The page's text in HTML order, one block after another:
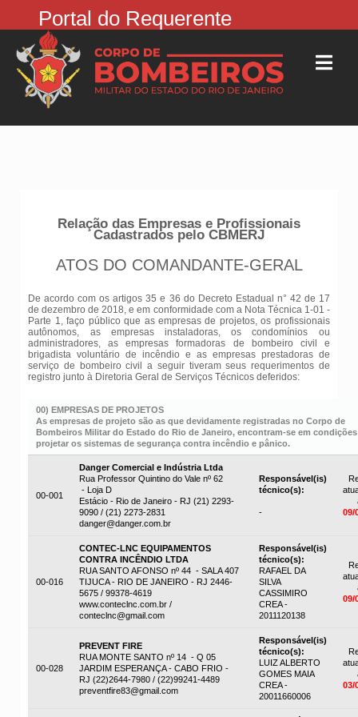
Portal do Requerente
Relação das Empresas e Profissionais
Cadastrados pelo CBMERJ
ATOS DO COMANDANTE-GERAL
De acordo com os artigos 35 e 36 do Decreto Estadual n° 42 de 17
de dezembro de 2018, e em conformidade com a Nota Técnica 1-01 -
Parte 1, faço público que as empresas de projetos, os profissionais
autônomos, as empresas instaladoras, os condomínios ou
administradores, as empresas formadoras de bombeiro civil e
brigadista voluntário de incêndio e as empresas prestadoras de
serviço de bombeiro civil a seguir tiveram seus requerimentos de
registro junto à Diretoria Geral de Serviços Técnicos deferidos:
00) EMPRESAS DE PROJETOS
As empresas de projeto são as que devidamente registradas no Corpo de
Bombeiros Militar do Estado do Rio de Janeiro, encontram-se em
projetar os sistemas de segurança contra incêndio e pânico.
00-001
Danger Comercial e Indústria Ltda
Rua Professor Quintino do Vale nº 62
- Loja D
Estácio - Rio de Janeiro - RJ (21) 2293-
9090 / (21) 2273-2831
danger@danger.com.br
Responsável(is)
técnico(s):
-
09/
00-016
CONTEC-LNC EQUIPAMENTOS
CONTRA INCÊNDIO LTDA
RUA SANTO AFONSO nº 44 - SALA 407
TIJUCA - RIO DE JANEIRO - RJ 2446-
5675 / 99378-4619
www.conteclnc.com.br /
conteclnc@gmail.com
Responsável(is)
técnico(s):
RAFAEL DA
SILVA
CASSIMIRO
CREA -
2011120138
09/
00-028
PREVENT FIRE
RUA MONTE SANTO nº 14 - Q 05
JARDIM ESPERANÇA - CABO FRIO -
RJ (22)2644-7980 / (22)99241-4489
preventfire83@gmail.com
Responsável(is)
técnico(s):
LUIZ ALBERTO
GOMES MAIA
CREA -
20011660006
03/